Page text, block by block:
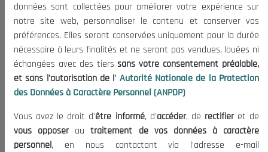
Le CNESE
A Propos
Le président
Organisation
Publications
Informations utiles
Appels d'offres et Consultations
données sont collectées pour améliorer votre expérience sur
notre site web, personnaliser le contenu et conserver vos
préférences. Elles seront conservées uniquement pour la durée
nécessaire à leurs finalités et ne seront pas vendues, louées ni
échangées avec des tierssans votre consentement préalable,
et sans l'autorisation de l' Autorité Nationale de la Protection
des Données à Caractère Personnel (ANPDP)
Vous avez le droit d'être informé, d'accéder, de rectifieret de
vous opposerautraitement de vos données à caractère
personnel, en nous contactant via l'adresse e-mail